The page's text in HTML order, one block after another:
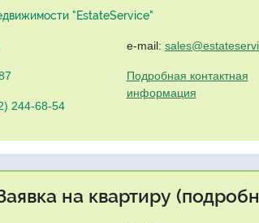
"EstateService"
244-68-54
e-mail:
Подробная контактная
информация
на квартиру